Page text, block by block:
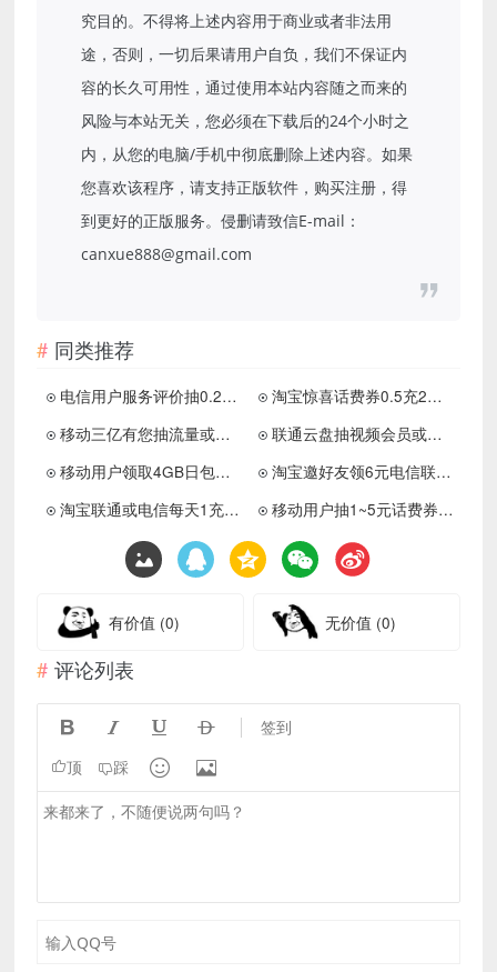
究目的。不得将上述内容用于商业或者非法用
途，否则，一切后果请用户自负，我们不保证内
容的长久可用性，通过使用本站内容随之而来的
风险与本站无关，您必须在下载后的24个小时之
内，从您的电脑/手机中彻底删除上述内容。如果
您喜欢该程序，请支持正版软件，购买注册，得
到更好的正版服务。侵删请致信E-mail：
canxue888@gmail.com
同类推荐
电信用户服务评价抽0.2~4元话费
淘宝惊喜话费券0.5充2元话费
移动三亿有您抽流量或话费券
联通云盘抽视频会员或话费等
移动用户领取4GB日包流量券
淘宝邀好友领6元电信联通话费
淘宝联通或电信每天1充2亓话费
移动用户抽1~5元话费券或流量
有价值 (0) 无价值 (0)
评论列表
    签到
顶 踩  